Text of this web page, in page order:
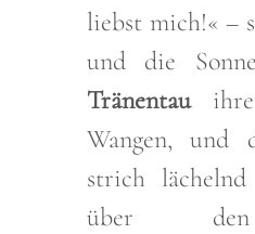
liebst mich!« –
und die
Tränentauihrer
Wangen, und
strich
über